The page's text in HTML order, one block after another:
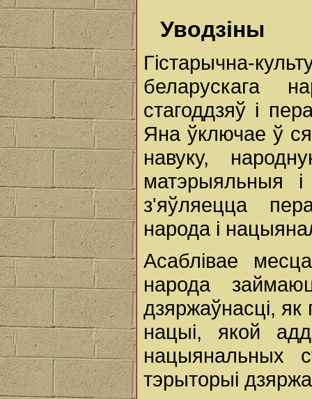
Уводзіны
Гістарычна-
беларускага
стагоддзяў і
Яна ўключае ў
навуку,
матэрыяльныя
з'яўляецца
народа і
Асаблівае
народа
дзяржаўнасці, як
нацыі, якой
нацыянальных
тэрыторыі